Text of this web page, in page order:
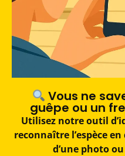
Vous ne
guêpe ou un
Utilisez notre outil
reconnaître l’espèce
d’une photo